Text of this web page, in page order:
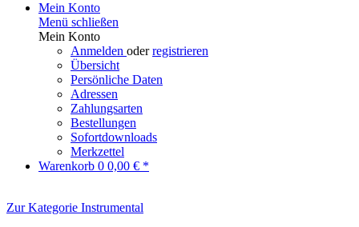
Mein Konto
Menü schließen
Mein Konto
Anmelden oderregistrieren
Übersicht
Persönliche Daten
Adressen
Zahlungsarten
Bestellungen
Sofortdownloads
Merkzettel
Warenkorb 0 0,00 € *
Zur Kategorie Instrumental